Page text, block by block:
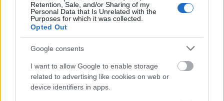
Retention, Sale, and/or Sharing of my
Personal Data that Is Unrelated with the
Purposes for which it was collected.
Opted Out
Google consents
I want to allow Google to enable storage
related to advertising like cookies on web or
device identifiers in apps.
csomópont épül Angyalföldön
Másfélszeresére bővítik
Hódmezővásárhely jó hírű református
iskoláját